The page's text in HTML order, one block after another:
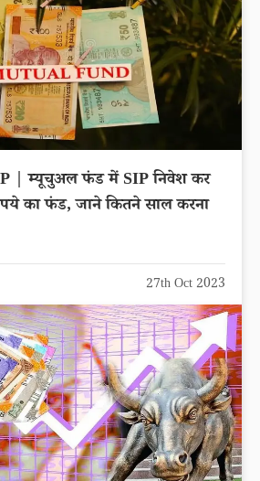
| म्यूचुअल फंड में SIP निवेश कर
का फंड, जाने कितने साल करना
27th Oct 2023